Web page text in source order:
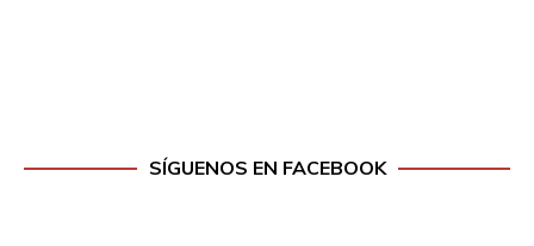
SÍGUENOS EN FACEBOOK